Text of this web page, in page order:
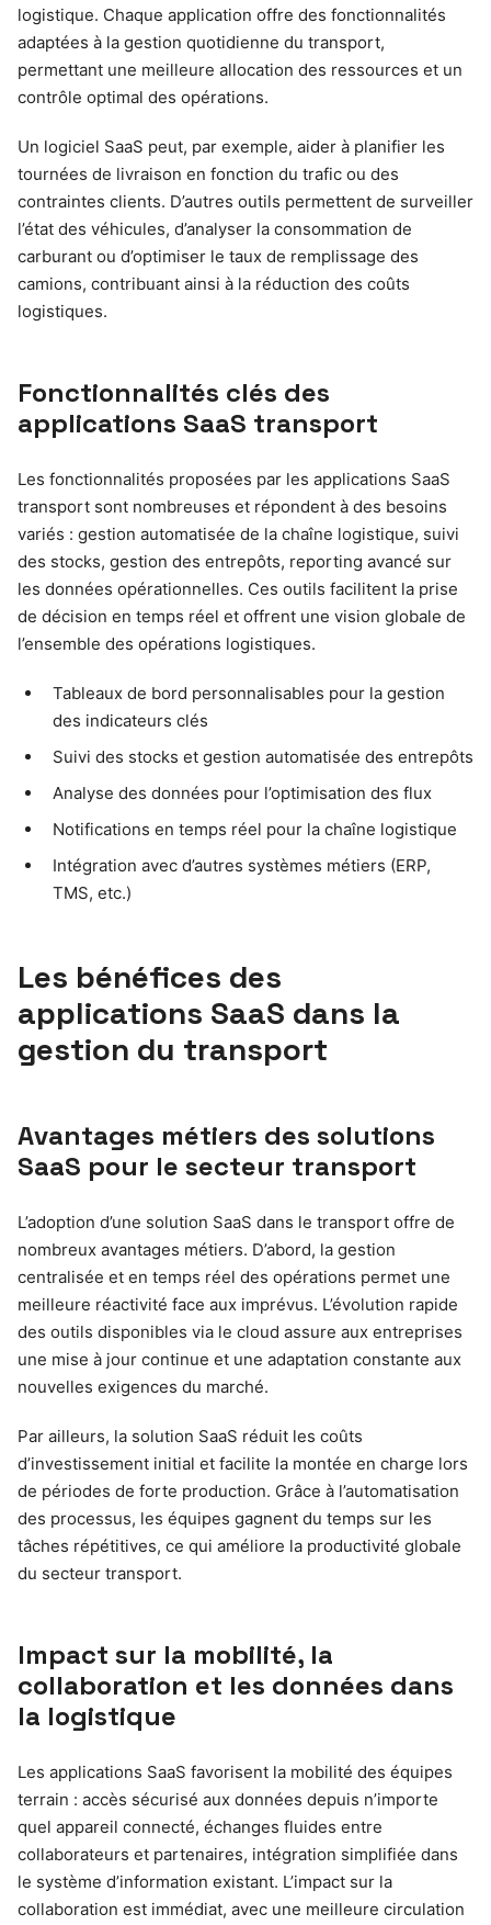
logistique. Chaque application offre des fonctionnalités
adaptées à la gestion quotidienne du transport,
permettant une meilleure allocation des ressources et un
contrôle optimal des opérations.
Un logiciel SaaS peut, par exemple, aider à planifier les
tournées de livraison en fonction du trafic ou des
contraintes clients. D’autres outils permettent de surveiller
l’état des véhicules, d’analyser la consommation de
carburant ou d’optimiser le taux de remplissage des
camions, contribuant ainsi à la réduction des coûts
logistiques.
Fonctionnalités clés des
applications SaaS transport
Les fonctionnalités proposées par les applications SaaS
transport sont nombreuses et répondent à des besoins
variés : gestion automatisée de la chaîne logistique, suivi
des stocks, gestion des entrepôts, reporting avancé sur
les données opérationnelles. Ces outils facilitent la prise
de décision en temps réel et offrent une vision globale de
l’ensemble des opérations logistiques.
Tableaux de bord personnalisables pour la gestion
des indicateurs clés
Suivi des stocks et gestion automatisée des entrepôts
Analyse des données pour l’optimisation des flux
Notifications en temps réel pour la chaîne logistique
Intégration avec d’autres systèmes métiers (ERP,
TMS, etc.)
Les bénéfices des
applications SaaS dans la
gestion du transport
Avantages métiers des solutions
SaaS pour le secteur transport
L’adoption d’une solution SaaS dans le transport offre de
nombreux avantages métiers. D’abord, la gestion
centralisée et en temps réel des opérations permet une
meilleure réactivité face aux imprévus. L’évolution rapide
des outils disponibles via le cloud assure aux entreprises
une mise à jour continue et une adaptation constante aux
nouvelles exigences du marché.
Par ailleurs, la solution SaaS réduit les coûts
d’investissement initial et facilite la montée en charge lors
de périodes de forte production. Grâce à l’automatisation
des processus, les équipes gagnent du temps sur les
tâches répétitives, ce qui améliore la productivité globale
du secteur transport.
Impact sur la mobilité, la
collaboration et les données dans
la logistique
Les applications SaaS favorisent la mobilité des équipes
terrain : accès sécurisé aux données depuis n’importe
quel appareil connecté, échanges fluides entre
collaborateurs et partenaires, intégration simplifiée dans
le système d’information existant. L’impact sur la
collaboration est immédiat, avec une meilleure circulation